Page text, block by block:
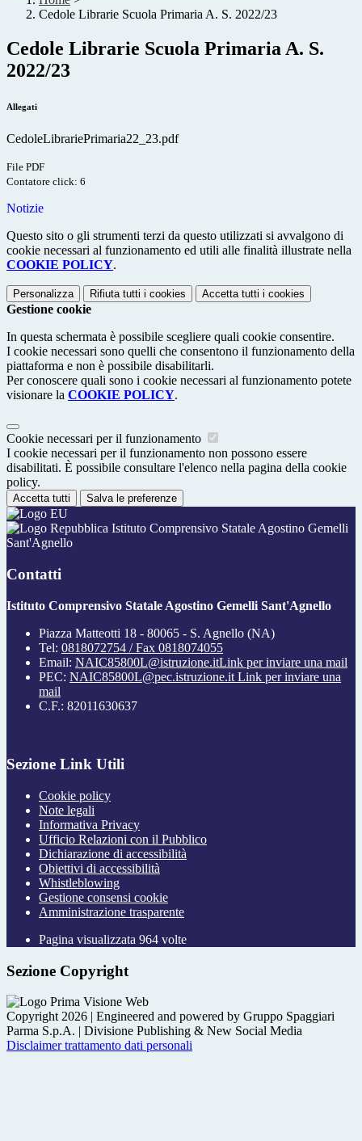
Cedole Librarie Scuola Primaria A. S. 2022/23
Cedole Librarie Scuola Primaria A. S.
2022/23
Allegati
CedoleLibrariePrimaria22_23.pdf
File PDF
Contatore click: 6
Notizie
Questo sito o gli strumenti terzi da questo utilizzati si avvalgono di
cookie necessari al funzionamento ed utili alle finalità illustrate nella
COOKIE POLICY.
Personalizza Rifiuta tutti i cookies Accetta tutti i cookies
Gestione cookie
In questa schermata è possibile scegliere quali cookie consentire.
I cookie necessari sono quelli che consentono il funzionamento della
piattaforma e non è possibile disabilitarli.
Per conoscere quali sono i cookie necessari al funzionamento potete
visionare la COOKIE POLICY.
Cookie necessari per il funzionamento
I cookie necessari per il funzionamento non possono essere
disabilitati. È possibile consultare l'elenco nella pagina della cookie
policy.
Accetta tutti Salva le preferenze
Istituto Comprensivo Statale Agostino Gemelli
Sant'Agnello
Contatti
Istituto Comprensivo Statale Agostino Gemelli Sant'Agnello
Piazza Matteotti 18 - 80065 - S. Agnello (NA)
Tel: 0818072754 / Fax 0818074055
Email: NAIC85800L@istruzione.itLink per inviare una mail
PEC: NAIC85800L@pec.istruzione.it Link per inviare una
mail
C.F.: 82011630637
Sezione Link Utili
Cookie policy
Note legali
Informativa Privacy
Ufficio Relazioni con il Pubblico
Dichiarazione di accessibilità
Obiettivi di accessibilità
Whistleblowing
Gestione consensi cookie
Amministrazione trasparente
Pagina visualizzata 964 volte
Sezione Copyright
Copyright 2026 | Engineered and powered by Gruppo Spaggiari
Parma S.p.A. | Divisione Publishing & New Social Media
Disclaimer trattamento dati personali